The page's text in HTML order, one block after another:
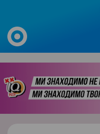
Work.ua